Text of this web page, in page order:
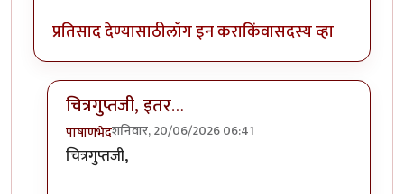
प्रतिसाद देण्यासाठीलॉग इन कराकिंवासदस्य व्हा
चित्रगुप्तजी, इतर…
पाषाणभेदशनिवार, 20/06/2026 06:41
In reply to
चित्रगुप्तजी,